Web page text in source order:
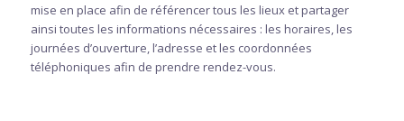
mise en place afin de référencer tous les lieux et partager
ainsi toutes les informations nécessaires : les horaires, les
journées d’ouverture, l’adresse et les coordonnées
téléphoniques afin de prendre rendez-vous.